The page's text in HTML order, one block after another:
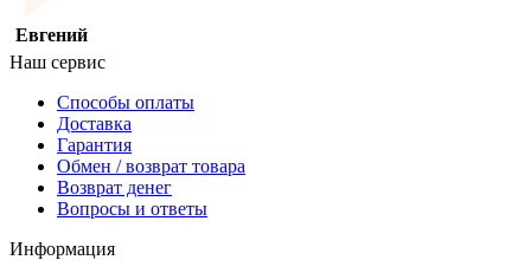
Евгений
Наш сервис
Способы оплаты
Доставка
Гарантия
Обмен / возврат товара
Возврат денег
Вопросы и ответы
Информация